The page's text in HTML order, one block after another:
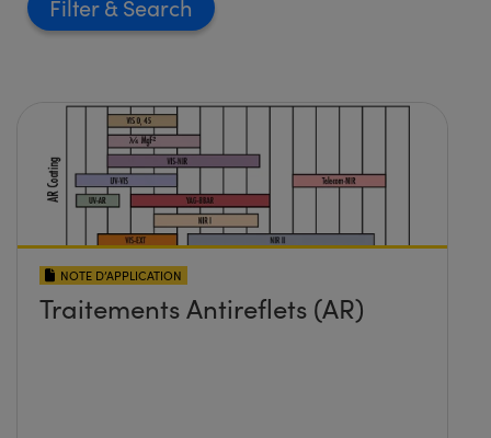
Filter
NOTE D’APPLICATION
Traitements Antireflets (AR)